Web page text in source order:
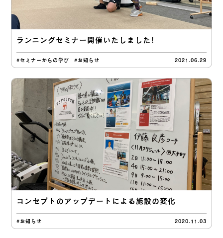
ランニングセミナー開催いたしました！
#セミナーからの学び #お知らせ 2021.06.29
コンセプトのアップデートによる施設の変化
#お知らせ 2020.11.03